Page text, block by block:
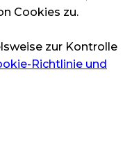
Cookies zu.
zur Kontrolle
Richtlinie und